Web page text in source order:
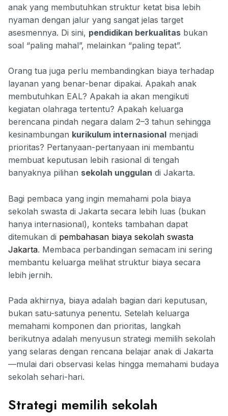
anak yang membutuhkan struktur ketat bisa lebih
nyaman dengan jalur yang sangat jelas target
asesmennya. Di sini, pendidikan berkualitas bukan
soal “paling mahal”, melainkan “paling tepat”.
Orang tua juga perlu membandingkan biaya terhadap
layanan yang benar-benar dipakai. Apakah anak
membutuhkan EAL? Apakah ia akan mengikuti
kegiatan olahraga tertentu? Apakah keluarga
berencana pindah negara dalam 2–3 tahun sehingga
kesinambungan kurikulum internasional menjadi
prioritas? Pertanyaan-pertanyaan ini membantu
membuat keputusan lebih rasional di tengah
banyaknya pilihan sekolah unggulan di Jakarta.
Bagi pembaca yang ingin memahami pola biaya
sekolah swasta di Jakarta secara lebih luas (bukan
hanya internasional), konteks tambahan dapat
ditemukan di pembahasan biaya sekolah swasta
Jakarta. Membaca perbandingan semacam ini sering
membantu keluarga melihat struktur biaya secara
lebih jernih.
Pada akhirnya, biaya adalah bagian dari keputusan,
bukan satu-satunya penentu. Setelah keluarga
memahami komponen dan prioritas, langkah
berikutnya adalah menyusun strategi memilih sekolah
yang selaras dengan rencana belajar anak di Jakarta
—mulai dari observasi kelas hingga memahami budaya
sekolah sehari-hari.
Strategi memilih sekolah